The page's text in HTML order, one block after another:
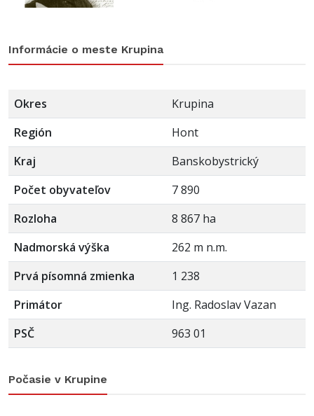
Informácie o meste Krupina
Okres
Krupina
Región
Hont
Kraj
Banskobystrický
Počet obyvateľov
7 890
Rozloha
8 867 ha
Nadmorská výška
262 m n.m.
Prvá písomná zmienka
1 238
Primátor
Ing. Radoslav Vazan
PSČ
963 01
Počasie v Krupine